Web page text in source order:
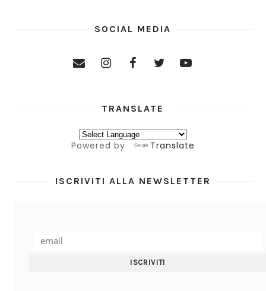
SOCIAL MEDIA
TRANSLATE
Powered by Translate
ISCRIVITI ALLA NEWSLETTER